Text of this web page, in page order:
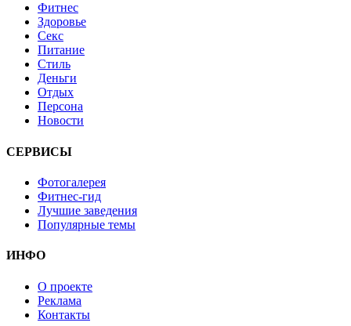
Фитнес
Здоровье
Секс
Питание
Стиль
Деньги
Отдых
Персона
Новости
СЕРВИСЫ
Фотогалерея
Фитнес-гид
Лучшие заведения
Популярные темы
ИНФО
О проекте
Реклама
Контакты